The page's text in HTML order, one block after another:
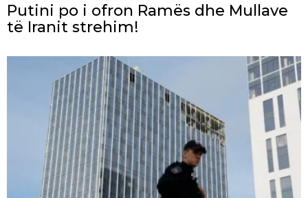
Putini po i ofron Ramës dhe Mullave
të Iranit strehim!